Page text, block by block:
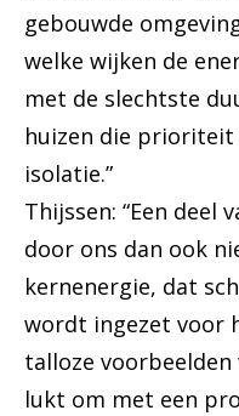
gebouwde
welke wijken de
met de slechtste
huizen die
isolatie.”
Thijssen: “Een deel
door ons dan ook
kernenergie, dat
wordt ingezet voor
talloze
lukt om met een